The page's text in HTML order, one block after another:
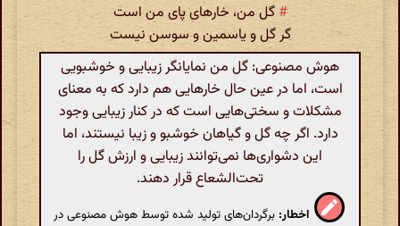
# گل من، خارهای پای من است
گر گل و یاسمین و سوسن نیست
هوش مصنوعی: گل من نمایانگر زیبایی و خوشبویی
است، اما در عین حال خارهایی هم دارد که به معنای
مشکلات و سختی‌هایی است که در کنار زیبایی وجود
دارد. اگر چه گل و گیاهان خوشبو و زیبا نیستند، اما
این دشواری‌ها نمی‌توانند زیبایی و ارزش گل را
تحت‌الشعاع قرار دهند.
اخطار: برگردان‌های تولید شده توسط هوش مصنوعی در